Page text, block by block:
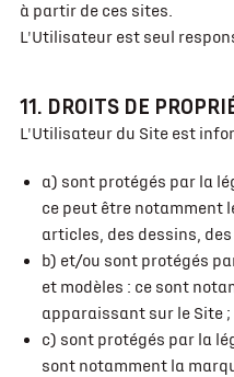
à partir de ces sites.
L'Utilisateur est seul
11. DROITS DE
L'Utilisateur du Site est
a) sont protégés par la
ce peut être notamment
articles, des dessins,
b) et/ou sont protégés
et modèles : ce sont
apparaissant sur le Site ;
c) sont protégés par la
sont notamment la